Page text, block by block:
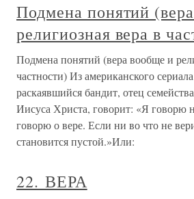
Подмена понятий
религиозная вера в
Подмена понятий (вера вообще и
частности) Из американского
раскаявшийся бандит, отец
Иисуса Христа, говорит: «Я говорю
говорю о вере. Если ни во что не
становится пустой.»Или:
22. ВЕРА